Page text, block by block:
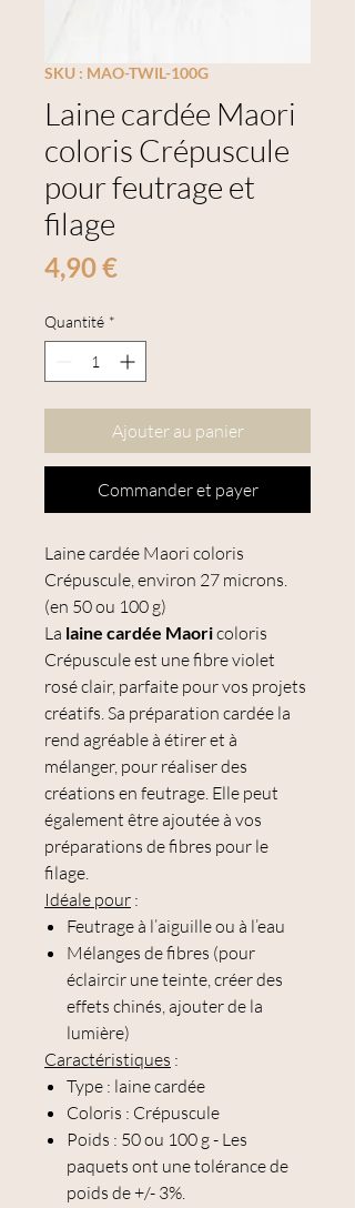
SKU : MAO-TWIL-100G
Laine cardée Maori
coloris Crépuscule
pour feutrage et
filage
4,90 €Prix
Quantité *
Ajouter au panier
Commander et payer
Laine cardée Maori coloris
Crépuscule, environ 27 microns.
(en 50 ou 100 g)
La laine cardée Maoricoloris
Crépusculeest une fibre violet
rosé clair, parfaite pour vos projets
créatifs. Sa préparation cardée la
rend agréable à étirer et à
mélanger, pour réaliser des
créations en feutrage. Elle peut
également être ajoutée à vos
préparations de fibres pour le
filage.
Idéale pour :
Feutrage à l’aiguille ou à l’eau
Mélanges de fibres (pour
éclaircir une teinte, créer des
effets chinés, ajouter de la
lumière)
Caractéristiques :
Type : laine cardée
Coloris : Crépuscule
Poids : 50 ou 100 g - Les
paquets ont une tolérance de
poids de +/- 3%.